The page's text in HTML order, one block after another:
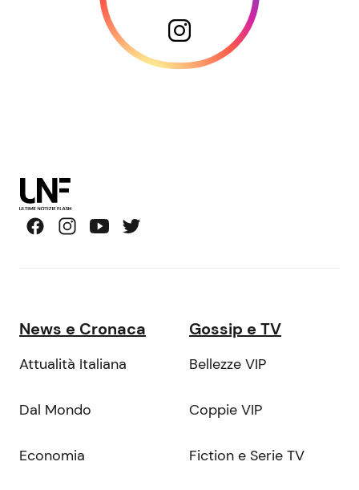
News e Cronaca
Attualità Italiana
Dal Mondo
Economia
Gossip e TV
Bellezze VIP
Coppie VIP
Fiction e Serie TV